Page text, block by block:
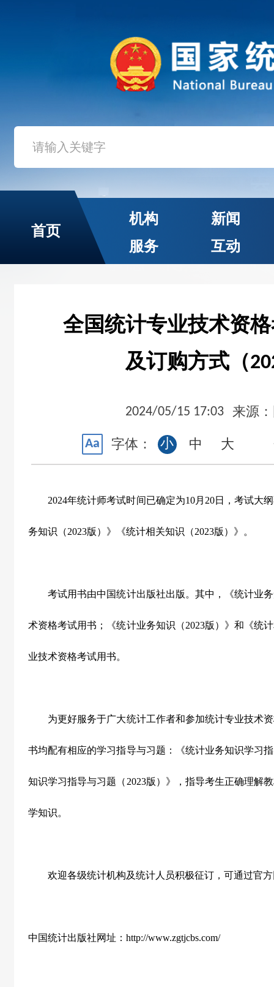
首页
机构
新闻
服务
互动
全国统计专业技术资
及订购方式（
2024/05/15 17:03 来源
Aa 字体： 小 中 大
2024年统计师考试时间已确定为10月20日，考试大
务知识（2023版）》《统计相关知识（2023版）》。
考试用书由中国统计出版社出版。其中，《统计业务
术资格考试用书；《统计业务知识（2023版）》和《统
业技术资格考试用书。
为更好服务于广大统计工作者和参加统计专业技术资
书均配有相应的学习指导与习题：《统计业务知识学习
知识学习指导与习题（2023版）》，指导考生正确理解
学知识。
欢迎各级统计机构及统计人员积极征订，可通过官方
中国统计出版社网址：http://www.zgtjcbs.com/